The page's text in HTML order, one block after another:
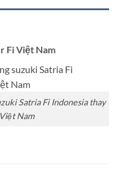
Fi Việt Nam
Satria Fi Indonesia thay
Nam